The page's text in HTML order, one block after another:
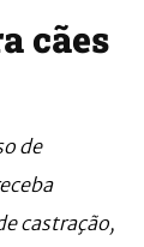
cães
de
castração,